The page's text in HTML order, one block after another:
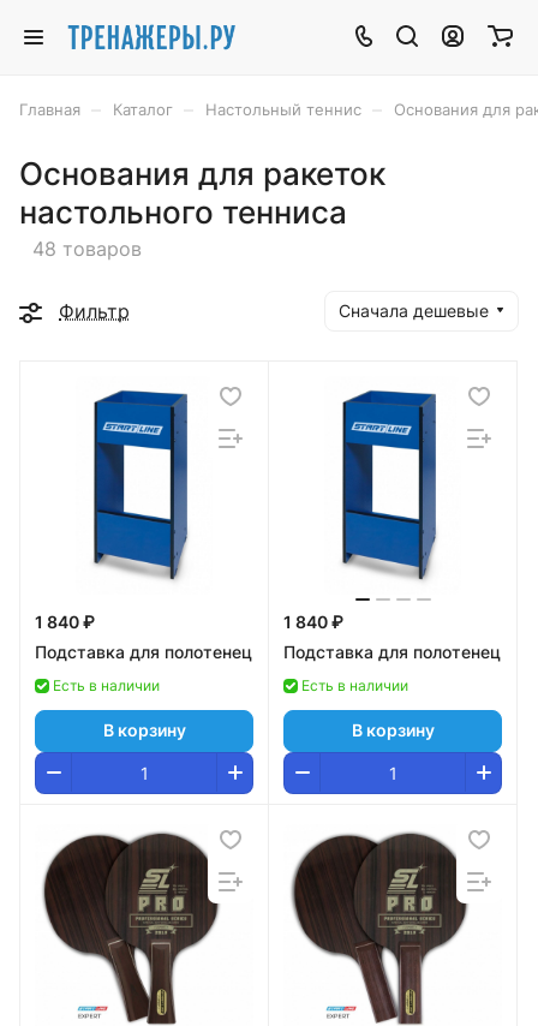
Главная Каталог Настольный теннис Основания для
Основания для ракеток
настольного тенниса
48 товаров
Фильтр Сначала дешевые
1 840 ₽
Подставка для полотенец
Есть в наличии
В корзину
1 840 ₽
Подставка для полотенец
Есть в наличии
В корзину